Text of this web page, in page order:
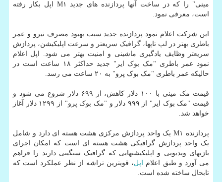
مینی" را که در ساخت آنها پردازنده های جدید M۱ اپل بکار رفته
است، معرفی نمود.
این شرکت اعلام نمود پردازنده جدید سبب بهبود مصرف نیرو و عمر
باطری بهتر در لپ تاپها، گرافیک سریعتر و سرعت اپلیکیشن، پردازش
سریعتر وظایف یادگیری ماشینی و امنیت بهتر می شود. اپل اعلام
نمود عمر باطری "مک بوک ایر" جدید حداکثر ۱۸ ساعت است در
حالیکه عمر باطری "مک بوک پرو" به ۲۰ ساعت می رسد.
قیمت مک مینی با ۱۰۰ دلار کاهش، از ۶۹۹ دلار شروع می شود و
قیمت "مک بوک ایر" از ۹۹۹ دلار و "مک بوک پرو" از ۱۲۹۹ دلار آغاز
خواهد شد.
پردازنده M۱ یک واحد پردازش مرکزی هشت هسته ای دارد و شامل
یک واحد پردازش گرافیکی هشت هسته ای است که امکان اجرای
بازیهای ویدیویی و اپلیکیشنهایی که گرافیک سنگینی دارند را فراهم
می آورد و طبق اعلام
اپل، قویترین تراشه از نظر عملکرد است که
تابحال ساخته شده است.